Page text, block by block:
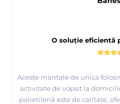
O soluție eficientă
Aceste mantale de unica
activitate de vopsit la
polietilenă este de calitate,